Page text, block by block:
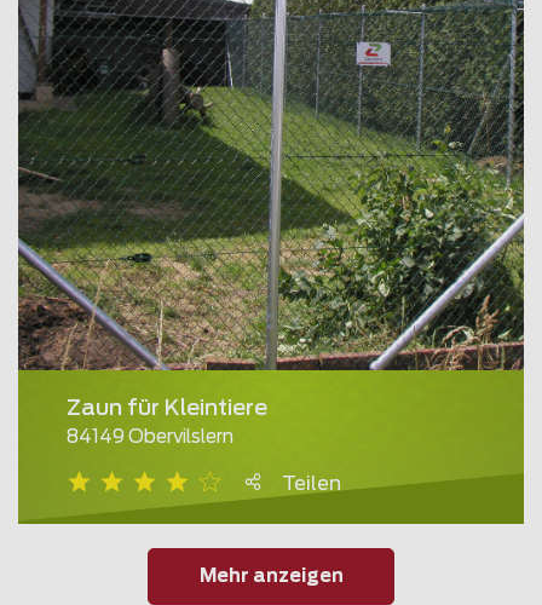
Zaun für Kleintiere
84149 Obervilslern
Teilen
Mehr anzeigen